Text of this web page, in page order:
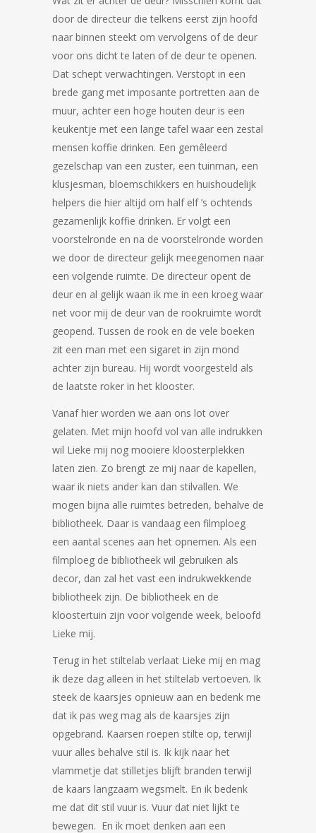
door de directeur die telkens eerst zijn hoofd
naar binnen steekt om vervolgens of de deur
voor ons dicht te laten of de deur te openen.
Dat schept verwachtingen. Verstopt in een
brede gang met imposante portretten aan de
muur, achter een hoge houten deur is een
keukentje met een lange tafel waar een zestal
mensen koffie drinken. Een gemêleerd
gezelschap van een zuster, een tuinman, een
klusjesman, bloemschikkers en huishoudelijk
helpers die hier altijd om half elf ’s ochtends
gezamenlijk koffie drinken. Er volgt een
voorstelronde en na de voorstelronde worden
we door de directeur gelijk meegenomen naar
een volgende ruimte. De directeur opent de
deur en al gelijk waan ik me in een kroeg waar
net voor mij de deur van de rookruimte wordt
geopend. Tussen de rook en de vele boeken
zit een man met een sigaret in zijn mond
achter zijn bureau. Hij wordt voorgesteld als
de laatste roker in het klooster.
Vanaf hier worden we aan ons lot over
gelaten. Met mijn hoofd vol van alle indrukken
wil Lieke mij nog mooiere kloosterplekken
laten zien. Zo brengt ze mij naar de kapellen,
waar ik niets ander kan dan stilvallen. We
mogen bijna alle ruimtes betreden, behalve de
bibliotheek. Daar is vandaag een filmploeg
een aantal scenes aan het opnemen. Als een
filmploeg de bibliotheek wil gebruiken als
decor, dan zal het vast een indrukwekkende
bibliotheek zijn. De bibliotheek en de
kloostertuin zijn voor volgende week, beloofd
Lieke mij.
Terug in het stiltelab verlaat Lieke mij en mag
ik deze dag alleen in het stiltelab vertoeven. Ik
steek de kaarsjes opnieuw aan en bedenk me
dat ik pas weg mag als de kaarsjes zijn
opgebrand. Kaarsen roepen stilte op, terwijl
vuur alles behalve stil is. Ik kijk naar het
vlammetje dat stilletjes blijft branden terwijl
de kaars langzaam wegsmelt. En ik bedenk
me dat dit stil vuur is. Vuur dat niet lijkt te
bewegen. En ik moet denken aan een